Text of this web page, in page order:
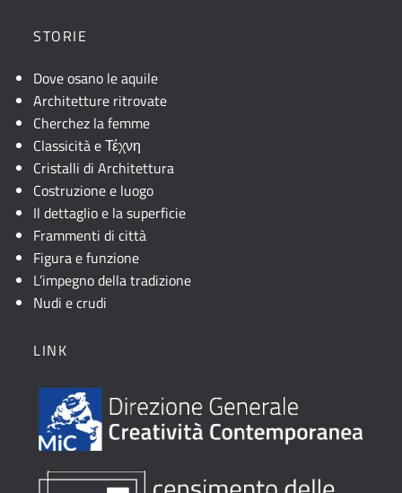
STORIE
Dove osano le aquile
Architetture ritrovate
Cherchez la femme
Classicità e Τέχνη
Cristalli di Architettura
Costruzione e luogo
Il dettaglio e la superficie
Frammenti di città
Figura e funzione
L’impegno della tradizione
Nudi e crudi
LINK